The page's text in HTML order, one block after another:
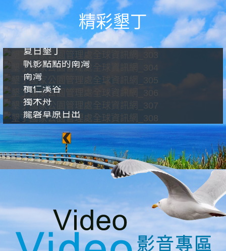
精彩墾丁
夏日墾丁
帆影點點的南灣
南灣
欖仁溪谷
獨木舟
龍磐草原日出